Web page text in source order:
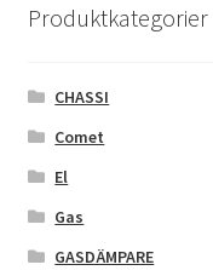
Produktkategorier
CHASSI
Comet
El
Gas
GASDÄMPARE